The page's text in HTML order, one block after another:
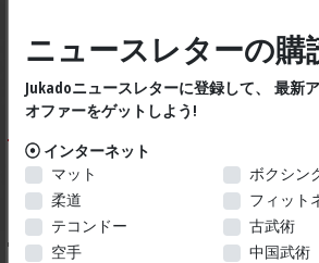
JUKADO KIAI(TC) 9oz
空手着
48.79 $ US
シ
ニュースレターの購
Jukadoニュースレターに登録して、 最新
オファーをゲットしよう!
インターネット
マット
柔道
テコンドー
空手
ボクシン
フィット
古武術
中国武術